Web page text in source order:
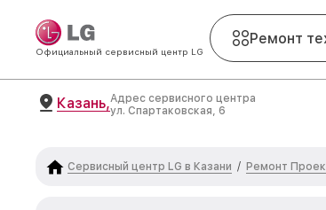
Официальный сервисный центр LG
Ремонт
Казань,Адрес сервисного центра
ул. Спартаковская, 6
Сервисный центр LG в Казани / Ремонт